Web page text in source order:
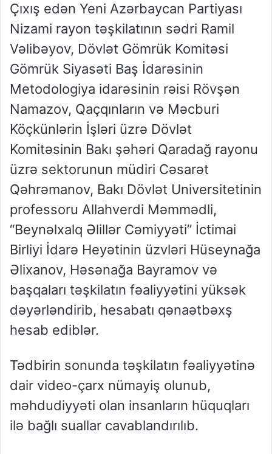
Çıxış edən Yeni Azərbaycan Partiyası
Nizami rayon təşkilatının sədri Ramil
Vəlibəyov, Dövlət Gömrük Komitəsi
Gömrük Siyasəti Baş İdarəsinin
Metodologiya idarəsinin rəisi Rövşən
Namazov, Qaçqınların və Məcburi
Köçkünlərin İşləri üzrə Dövlət
Komitəsinin Bakı şəhəri Qaradağ rayonu
üzrə sektorunun müdiri Cəsarət
Qəhrəmanov, Bakı Dövlət Universitetinin
professoru Allahverdi Məmmədli,
“Beynəlxalq Əlillər Cəmiyyəti” İctimai
Birliyi İdarə Heyətinin üzvləri Hüseynağa
Əlixanov, Həsənağa Bayramov və
başqaları təşkilatın fəaliyyətini yüksək
dəyərləndirib, hesabatı qənaətbəxş
hesab ediblər.
Tədbirin sonunda təşkilatın fəaliyyətinə
dair video-çarx nümayiş olunub,
məhdudiyyəti olan insanların hüquqları
ilə bağlı suallar cavablandırılıb.